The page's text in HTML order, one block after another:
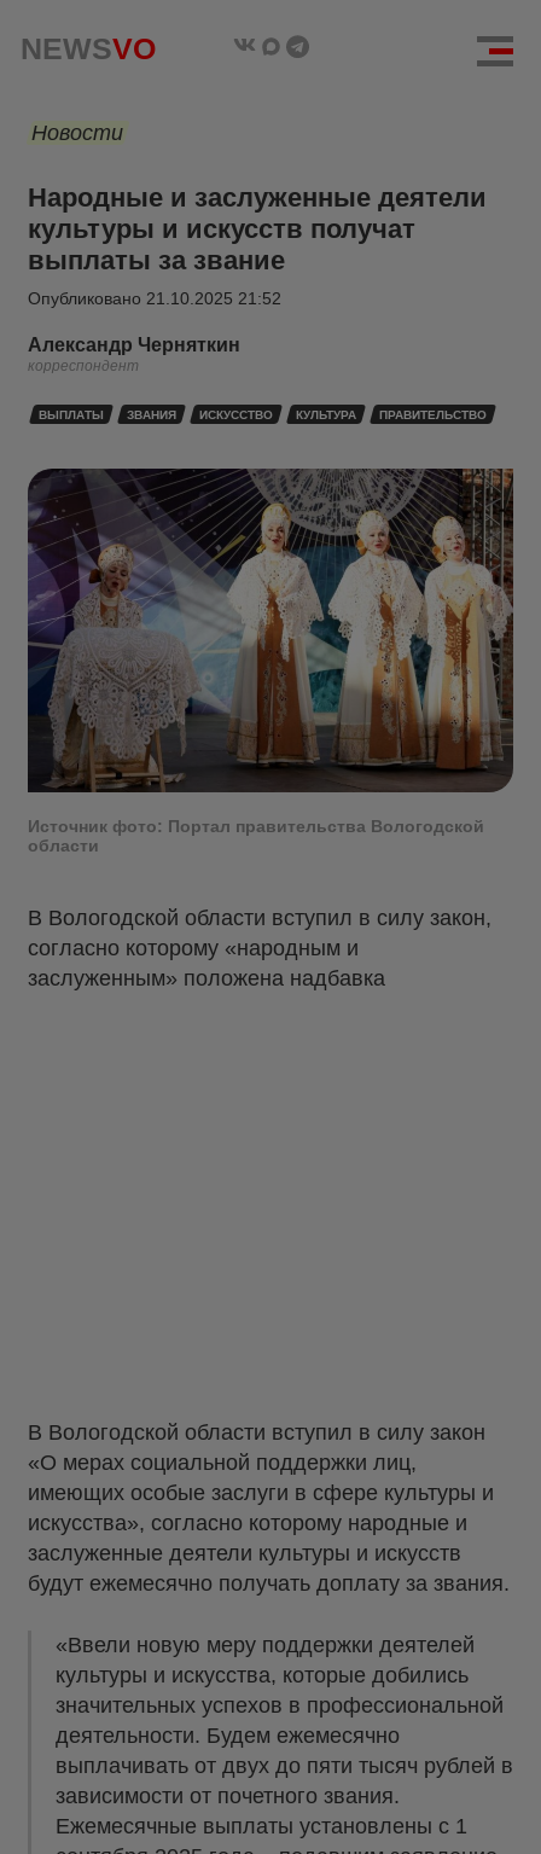
NEWSVO
Новости
Народные и заслуженные деятели
культуры и искусств получат
выплаты за звание
Опубликовано 21.10.2025 21:52
Александр Черняткин
корреспондент
ВЫПЛАТЫ ЗВАНИЯ ИСКУССТВО КУЛЬТУРА ПРАВИТЕЛЬСТВО
Источник фото: Портал правительства Вологодской
области
В Вологодской области вступил в силу закон,
согласно которому «народным и
заслуженным» положена надбавка
В Вологодской области вступил в силу закон
«О мерах социальной поддержки лиц,
имеющих особые заслуги в сфере культуры и
искусства», согласно которому народные и
заслуженные деятели культуры и искусств
будут ежемесячно получать доплату за звания.
«Ввели новую меру поддержки деятелей
культуры и искусства, которые добились
значительных успехов в профессиональной
деятельности. Будем ежемесячно
выплачивать от двух до пяти тысяч рублей в
зависимости от почетного звания.
Ежемесячные выплаты установлены с 1